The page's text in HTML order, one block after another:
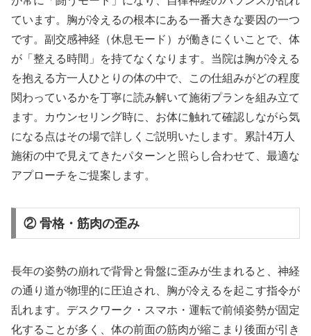
ています。胸が冷えるの根本にある一番大きな要因の一つ
です。副交感神経（休息モード）が働きにくいことで、体
が「整える時間」を持てなくなります。当院は胸が冷える
を抱える方一人ひとりの体の中で、この仕組みがどの程度
関わっているかを丁寧に読み解いて施術プランを組み立て
ます。カウンセリング時に、お体に触れて確認しながら気
になる点はその場で詳しくご説明いたします。累計4万人
施術の中で見えてきたパターンと照らし合わせて、最適な
アプローチをご提案します。
② 骨格・筋肉の歪み
長年の姿勢の崩れで背骨と骨盤に歪みが生まれると、神経
の通り道が物理的に圧迫され、胸が冷えるを起こす指令が
乱れます。デスクワーク・スマホ・運転で前傾姿勢が固定
化することが多く、体の前面の筋肉が縮こまり後面が引き